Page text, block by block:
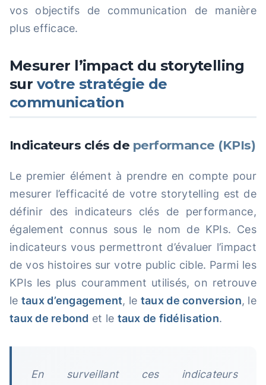
vos objectifs de communication de manière
plus efficace.
Mesurer l’impact du storytelling
sur votre stratégie de
communication
Indicateurs clés de performance (KPIs)
Le premier élément à prendre en compte pour
mesurer l’efficacité de votre storytelling est de
définir des indicateurs clés de performance,
également connus sous le nom de KPIs. Ces
indicateurs vous permettront d’évaluer l’impact
de vos histoires sur votre public cible. Parmi les
KPIs les plus couramment utilisés, on retrouve
le taux d’engagement, le taux de conversion, le
taux de rebond et le taux de fidélisation.
En surveillant ces indicateurs